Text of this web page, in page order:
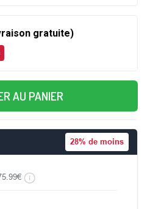
gratuite)
AU PANIER
28% de moins